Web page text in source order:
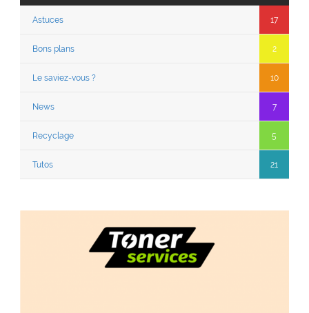
Astuces 17
Bons plans 2
Le saviez-vous ? 10
News 7
Recyclage 5
Tutos 21